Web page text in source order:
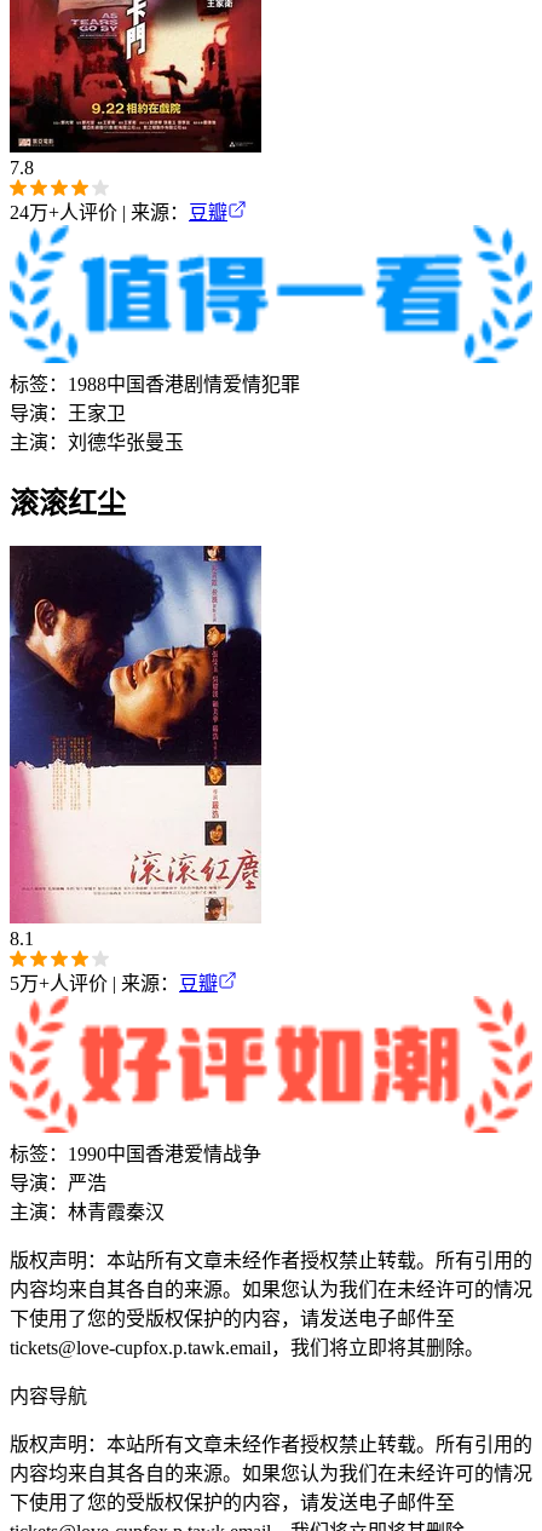
7.8
24万+人评价 | 来源： 豆瓣
标签： 1988中国香港剧情爱情犯罪
导演：
王家卫
主演： 刘德华张曼玉
滚滚红尘
8.1
5万+人评价 | 来源： 豆瓣
标签： 1990中国香港爱情战争
导演： 严浩
主演： 林青霞秦汉
版权声明：本站所有文章未经作者授权禁止转载。所有引用的
内容均来自其各自的来源。如果您认为我们在未经许可的情况
下使用了您的受版权保护的内容，请发送电子邮件至
tickets@love-cupfox.p.tawk.email，我们将立即将其删除。
内容导航
版权声明：本站所有文章未经作者授权禁止转载。所有引用的
内容均来自其各自的来源。如果您认为我们在未经许可的情况
下使用了您的受版权保护的内容，请发送电子邮件至